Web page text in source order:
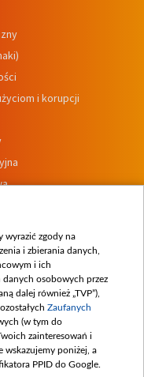
i korupcji
wyrazić zgody na
i zbierania danych,
i ich
danych osobowych przez
dalej również „TVP”),
Zaufanych
(w tym do
zainteresowań i
wskazujemy poniżej, a
PPID do Google.